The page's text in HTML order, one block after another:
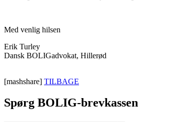
Med venlig hilsen
Erik Turley
Dansk BOLIGadvokat, Hillerød
[mashshare] TILBAGE
Spørg BOLIG-brevkassen